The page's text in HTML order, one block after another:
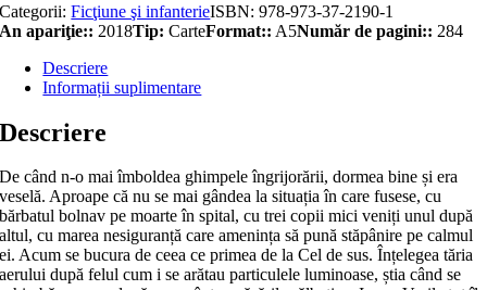
Categorii:Ficţiune şi infanterieISBN:978-973-37-2190-1
An apariţie:: 2018Tip: CarteFormat:: A5Număr de pagini:: 284
Descriere
Informații suplimentare
Descriere
De când n-o mai îmboldea ghimpele îngrijorării, dormea bine și era
veselă. Aproape că nu se mai gândea la situația în care fusese, cu
bărbatul bolnav pe moarte în spital, cu trei copii mici veniți unul după
altul, cu marea nesiguranță care amenința să pună stăpânire pe calmul
ei. Acum se bucura de ceea ce primea de la Cel de sus. Înțelegea tăria
aerului după felul cum i se arătau particulele luminoase, știa când se